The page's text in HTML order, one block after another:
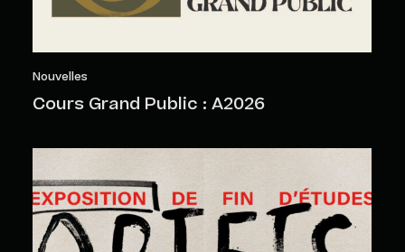
Nouvelles
Cours Grand Public : A2026
Objets sensibles